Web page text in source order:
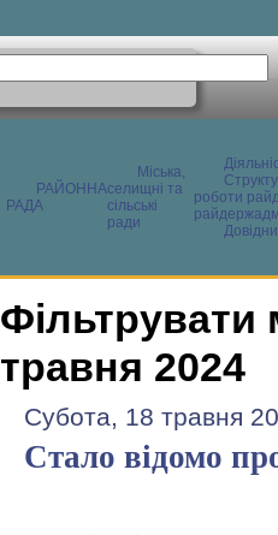
РАЙОННА
РАДА
Міська,
селищні та
сільські
ради
роботи
Фільтрувати
травня 2024
Субота, 18 травня
Стало відомо